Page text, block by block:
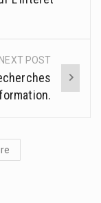
NEXT POST